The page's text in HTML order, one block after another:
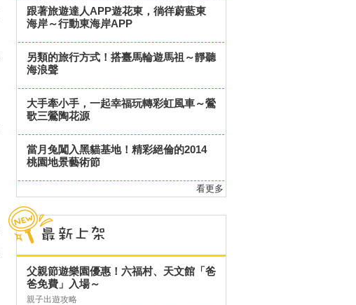
跟著旅遊達人APP遊花東，徜徉蔚藍東
海岸～行動東海岸APP
另類的旅行方式！搭臺馬輪遊馬祖～靜聽
海浪聲
大手牽小手，一起幸福玩轉彩虹風車～鶯
歌三鶯陶花源
當月兔闖入黑貓基地！精彩絕倫的2014
桃園地景藝術節
看更多
父親節遊樂園優惠！六福村、天文館「爸
爸免費」入場～
親子出遊攻略